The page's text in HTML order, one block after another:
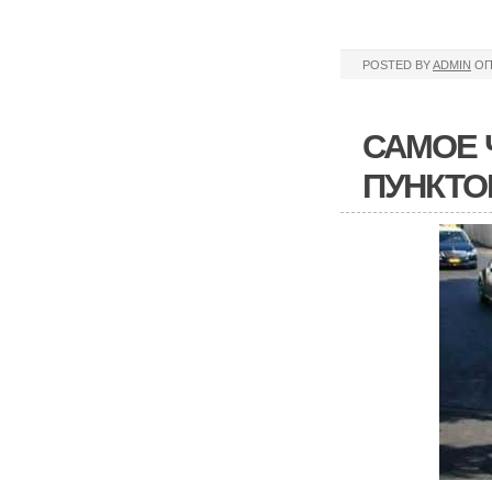
POSTED BYADMIN
САМОЕ